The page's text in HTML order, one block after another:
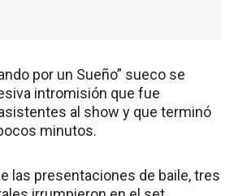
por un Sueño” sueco se
intromisión que fue
al show y que terminó
minutos.
las presentaciones de baile, tres